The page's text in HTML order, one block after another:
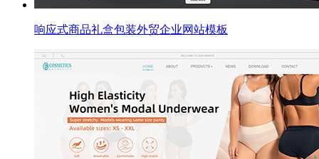
响应式商品礼盒包装外贸企业网站模板